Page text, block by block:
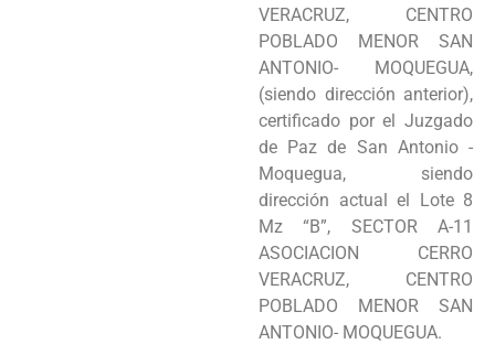
VERACRUZ, CENTRO
POBLADO MENOR SAN
ANTONIO- MOQUEGUA,
(siendo dirección anterior),
certificado por el Juzgado
de Paz de San Antonio -
Moquegua, siendo
dirección actual el Lote 8
Mz “B”, SECTOR A-11
ASOCIACION CERRO
VERACRUZ, CENTRO
POBLADO MENOR SAN
ANTONIO- MOQUEGUA.